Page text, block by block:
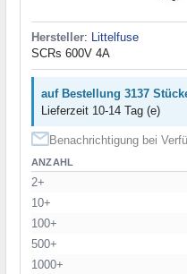
Hersteller: Littelfuse
SCRs 600V 4A
auf Bestellung 3137
Lieferzeit 10-14 Tag (e)
Benachrichtigung bei
ANZAHL
2+
10+
100+
500+
1000+